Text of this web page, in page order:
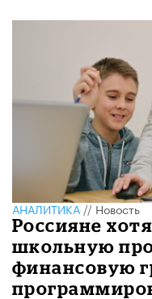
АНАЛИТИКА//Новость
Россияне
школьную
финансовую